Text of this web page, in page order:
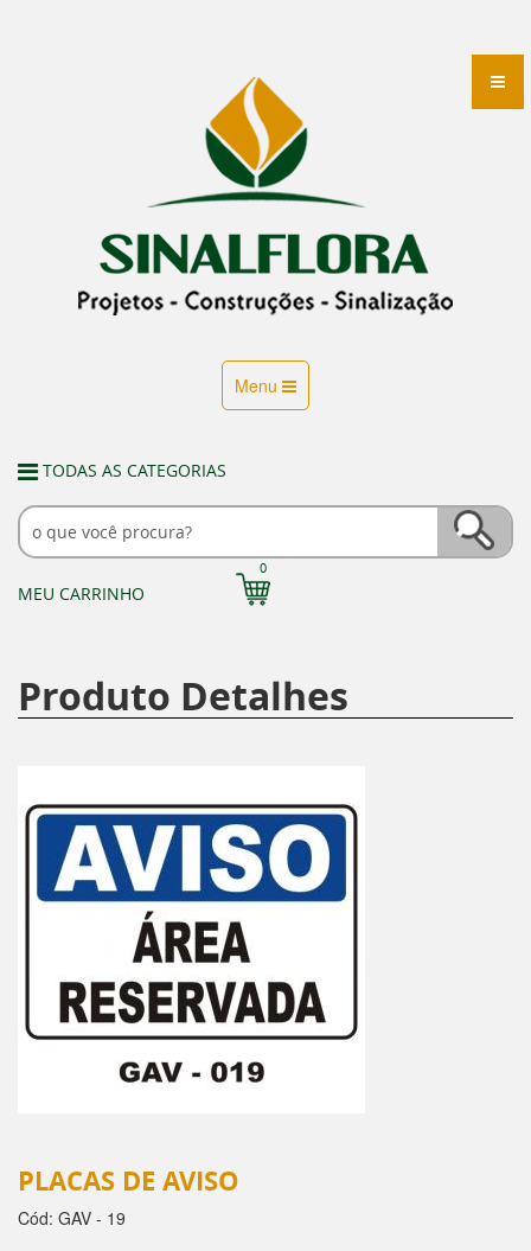
Menu
TODAS AS CATEGORIAS
MEU CARRINHO
0
Produto Detalhes
PLACAS DE AVISO
Cód: GAV - 19